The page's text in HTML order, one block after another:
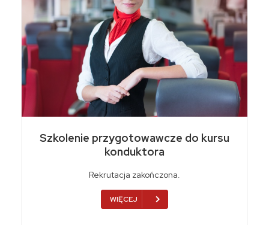
Szkolenie przygotowawcze do kursu
konduktora
Rekrutacja zakończona.
WIĘCEJ